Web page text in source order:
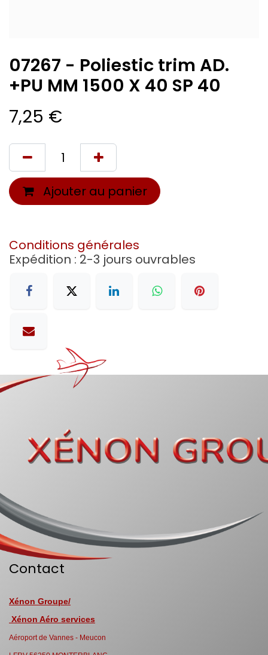
07267 - Poliestic trim AD.
+PU MM 1500 X 40 SP 40
7,25 €
Ajouter au panier
Conditions générales
Expédition : 2-3 jours ouvrables
Contact
Xénon Groupe/
Xénon Aéro services
Aéroport de Vannes - Meucon